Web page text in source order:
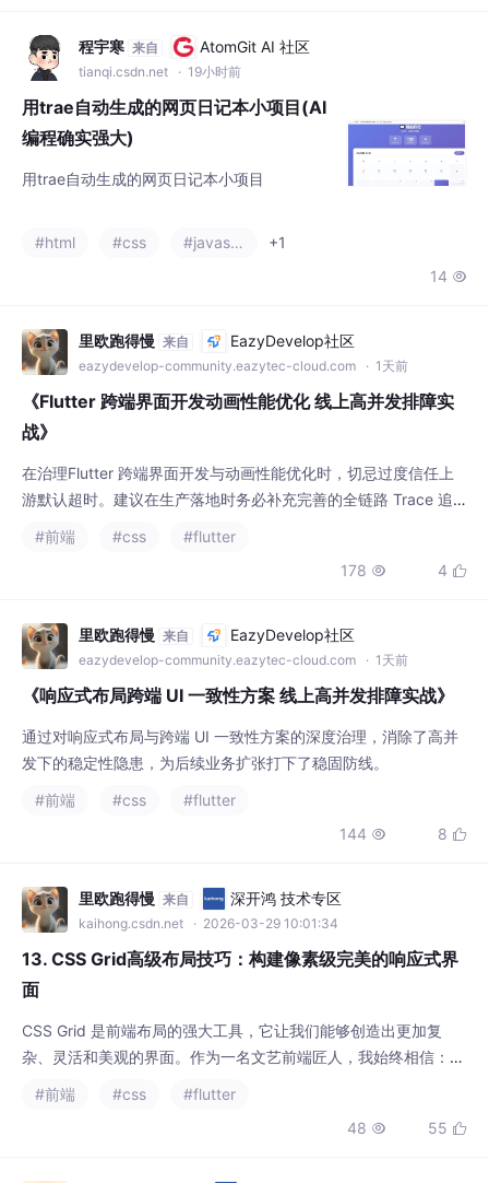
程宇寒 来自 AtomGit AI 社区
tianqi.csdn.net · 19小时前
用trae自动生成的网页日记本小项目(AI
编程确实强大)
用trae自动生成的网页日记本小项目
#html #css #javascript
+1
14 
里欧跑得慢 来自 EazyDevelop社区
eazydevelop-community.eazytec-cloud.com · 1天前
《Flutter 跨端界面开发动画性能优化 线上高并发排障实
战》
在治理Flutter 跨端界面开发与动画性能优化时，切忌过度信任上
游默认超时。建议在生产落地时务必补充完善的全链路 Trace 追
踪与弹性防线，保障核心服务平稳运行。
#前端 #css
#flutter
178  4 
里欧跑得慢 来自 EazyDevelop社区
eazydevelop-community.eazytec-cloud.com · 1天前
《响应式布局跨端 UI 一致性方案 线上高并发排障实战》
通过对响应式布局与跨端 UI 一致性方案的深度治理，消除了高并
发下的稳定性隐患，为后续业务扩张打下了稳固防线。
#前端
#css
#flutter
144  8 
里欧跑得慢 来自 深开鸿 技术专区
kaihong.csdn.net · 2026-03-29 10:01:34
13. CSS Grid高级布局技巧：构建像素级完美的响应式界
面
CSS Grid 是前端布局的强大工具，它让我们能够创造出更加复
杂、灵活和美观的界面。作为一名文艺前端匠人，我始终相信：好
的布局是有韵律的，它能够引导用户的视线，创造出愉悦的视觉体
一个网格轨道，每一个间隙，确保最终的布局既美观又实用。记
#前端 #css
#flutter
48  55 